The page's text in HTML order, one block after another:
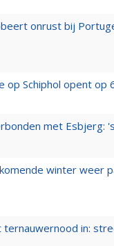
onrust bij
op Schiphol opent op
met Esbjerg:
winter weer
ternauwernood in: